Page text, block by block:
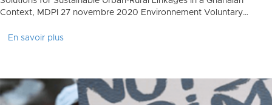
Context, MDPI 27 novembre 2020 Environnement Voluntary…
En savoir plus